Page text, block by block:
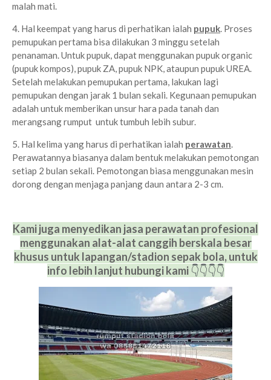
malah mati.
4. Hal keempat yang harus di perhatikan ialah pupuk. Proses
pemupukan pertama bisa dilakukan 3 minggu setelah
penanaman. Untuk pupuk, dapat menggunakan pupuk organic
(pupuk kompos), pupuk ZA, pupuk NPK, ataupun pupuk UREA.
Setelah melakukan pemupukan pertama, lakukan lagi
pemupukan dengan jarak 1 bulan sekali. Kegunaan pemupukan
adalah untuk memberikan unsur hara pada tanah dan
merangsang rumput untuk tumbuh lebih subur.
5. Hal kelima yang harus di perhatikan ialah perawatan.
Perawatannya biasanya dalam bentuk melakukan pemotongan
setiap 2 bulan sekali. Pemotongan biasa menggunakan mesin
dorong dengan menjaga panjang daun antara 2-3 cm.
Kami juga menyedikan jasa perawatan profesional
menggunakan alat-alat canggih berskala besar
khusus untuk lapangan/stadion sepak bola, untuk
info lebih lanjut hubungi kami 👇👇👇👇